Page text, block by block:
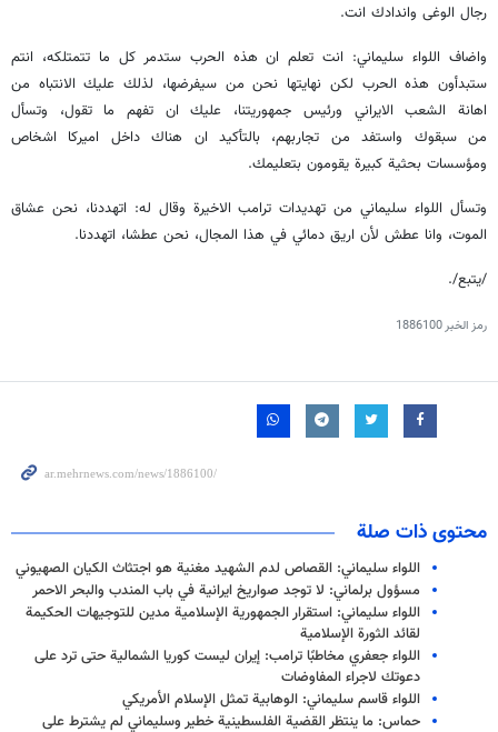
رجال الوغى واندادك انت.
واضاف اللواء سليماني: انت تعلم ان هذه الحرب ستدمر كل ما تتمتلكه، انتم
ستبدأون هذه الحرب لكن نهايتها نحن من سيفرضها، لذلك عليك الانتباه من
اهانة الشعب الايراني ورئيس جمهوريتنا، عليك ان تفهم ما تقول، وتسأل
من سبقوك واستفد من تجاربهم، بالتأكيد ان هناك داخل اميركا اشخاص
ومؤسسات بحثية كبيرة يقومون بتعليمك.
وتسأل اللواء سليماني من تهديدات ترامب الاخيرة وقال له: اتهددنا، نحن عشاق
الموت، وانا عطش لأن اريق دمائي في هذا المجال، نحن عطشا، اتهددنا.
/يتبع/.
رمز الخبر1886100
محتوى ذات صلة
اللواء سليماني: القصاص لدم الشهيد مغنية هو اجتثاث الكيان الصهيوني
مسؤول برلماني: لا توجد صواريخ ايرانية في باب المندب والبحر الاحمر
اللواء سليماني: استقرار الجمهورية الإسلامية مدين للتوجيهات الحكيمة
لقائد الثورة الإسلامية
اللواء جعفري مخاطبًا ترامب: إيران ليست كوريا الشمالية حتى ترد على
دعوتك لاجراء المفاوضات
اللواء قاسم سليماني: الوهابية تمثل الإسلام الأمريكي
حماس: ما ينتظر القضية الفلسطينية خطير وسليماني لم يشترط على